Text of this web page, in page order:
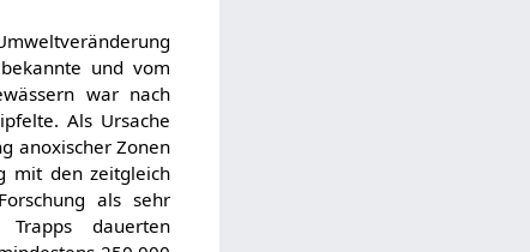
und vom
war nach
Als Ursache
anoxischer Zonen
mit den zeitgleich
als sehr
dauerten